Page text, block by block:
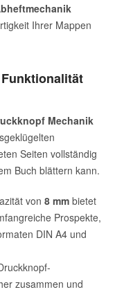
Ihrer Mappen
Mechanik
Seiten vollständig
Buch blättern kann.
von 8 mm bietet
Prospekte,
DIN A4 und
zusammen und